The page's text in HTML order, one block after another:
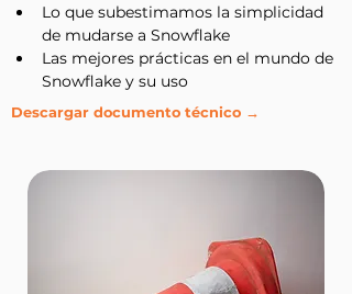
Lo que subestimamos la simplicidad
de mudarse a Snowflake
Las mejores prácticas en el mundo de
Snowflake y su uso
Descargar documento técnico →